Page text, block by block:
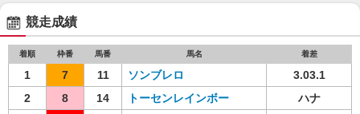
競走成績
着順 枠番 馬番 馬名 着差
1 7 11 ソンブレロ
3.03.1
2
8 14 トーセンレインボー
ハナ